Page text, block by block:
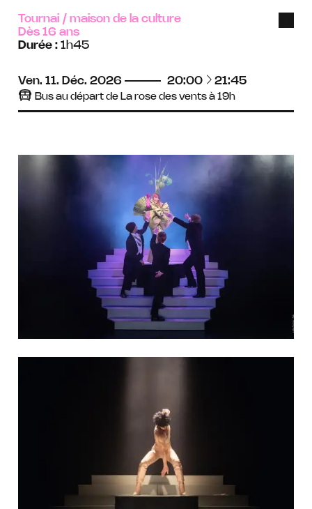
Tournai /maison de la culture
Dès 16 ans
Durée :1h45
Ven. 11. Déc. 2026 20:00 à21:45
Bus au départ de La rose des vents à 19h